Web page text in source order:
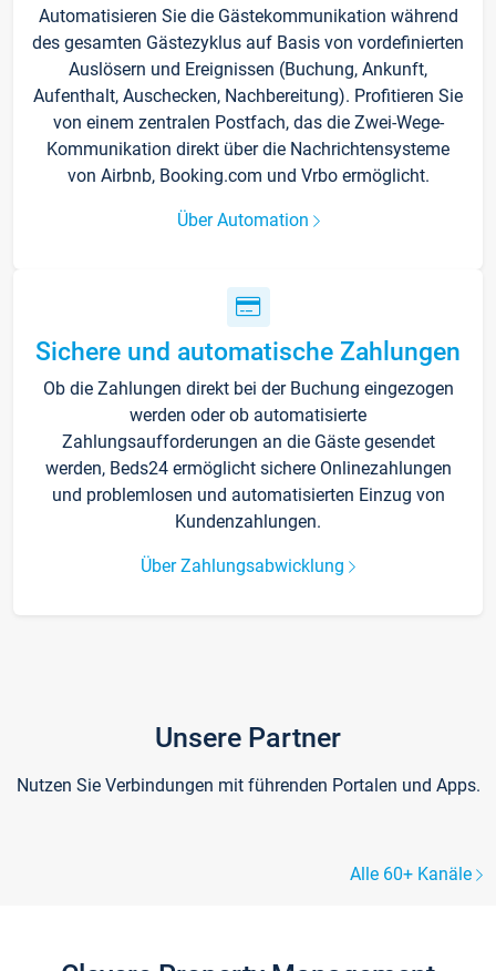
Automatisieren Sie die Gästekommunikation während
des gesamten Gästezyklus auf Basis von vordefinierten
Auslösern und Ereignissen (Buchung, Ankunft,
Aufenthalt, Auschecken, Nachbereitung). Profitieren Sie
von einem zentralen Postfach, das die Zwei-Wege-
Kommunikation direkt über die Nachrichtensysteme
von Airbnb, Booking.com und Vrbo ermöglicht.
Über Automation
Sichere und automatische Zahlungen
Ob die Zahlungen direkt bei der Buchung eingezogen
werden oder ob automatisierte
Zahlungsaufforderungen an die Gäste gesendet
werden, Beds24 ermöglicht sichere Onlinezahlungen
und problemlosen und automatisierten Einzug von
Kundenzahlungen.
Über Zahlungsabwicklung
Unsere Partner
Nutzen Sie Verbindungen mit führenden Portalen und Apps.
Alle 60+ Kanäle